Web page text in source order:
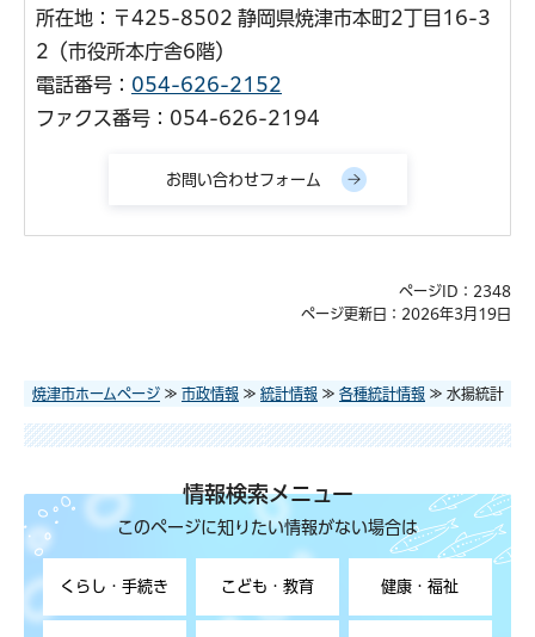
所在地：〒425-8502 静岡県焼津市本町2丁目16-3
2（市役所本庁舎6階）
電話番号： 054-626-2152
ファクス番号：054-626-2194
ページID：2348
ページ更新日：2026年3月19日
焼津市ホームページ ≫ 市政情報 ≫ 統計情報 ≫ 各種統計情報 ≫ 水揚統計
情報検索メニュー
このページに知りたい情報がない場合は
くらし・手続き こども・教育 健康・福祉